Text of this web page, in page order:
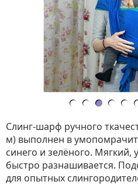
Слинг-шарф ручного
м) выполнен в
синего и зелёного. Мягкий,
быстро разнашивается.
для опытных